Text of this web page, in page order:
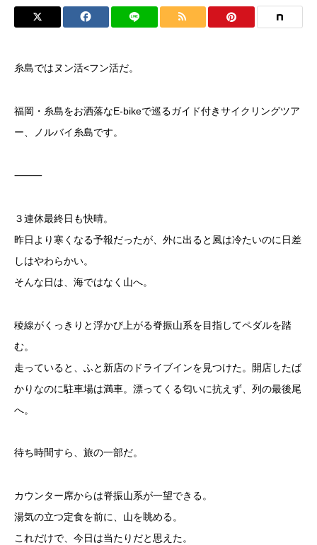
糸島ではヌン活<フン活だ。
福岡・糸島をお洒落なE-bikeで巡るガイド付きサイクリングツア
ー、ノルバイ糸島です。
⸻
３連休最終日も快晴。
昨日より寒くなる予報だったが、外に出ると風は冷たいのに日差
しはやわらかい。
そんな日は、海ではなく山へ。
稜線がくっきりと浮かび上がる脊振山系を目指してペダルを踏
む。
走っていると、ふと新店のドライブインを見つけた。開店したば
かりなのに駐車場は満車。漂ってくる匂いに抗えず、列の最後尾
へ。
待ち時間すら、旅の一部だ。
カウンター席からは脊振山系が一望できる。
湯気の立つ定食を前に、山を眺める。
これだけで、今日は当たりだと思えた。